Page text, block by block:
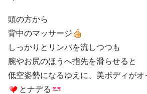
頭の方から
背中のマッサージ
しっかりとリンパを流しつつも
腕やお尻のほうへ指先を滑らせると
低空姿勢になるゆえに、美ボディがオ
とナデる